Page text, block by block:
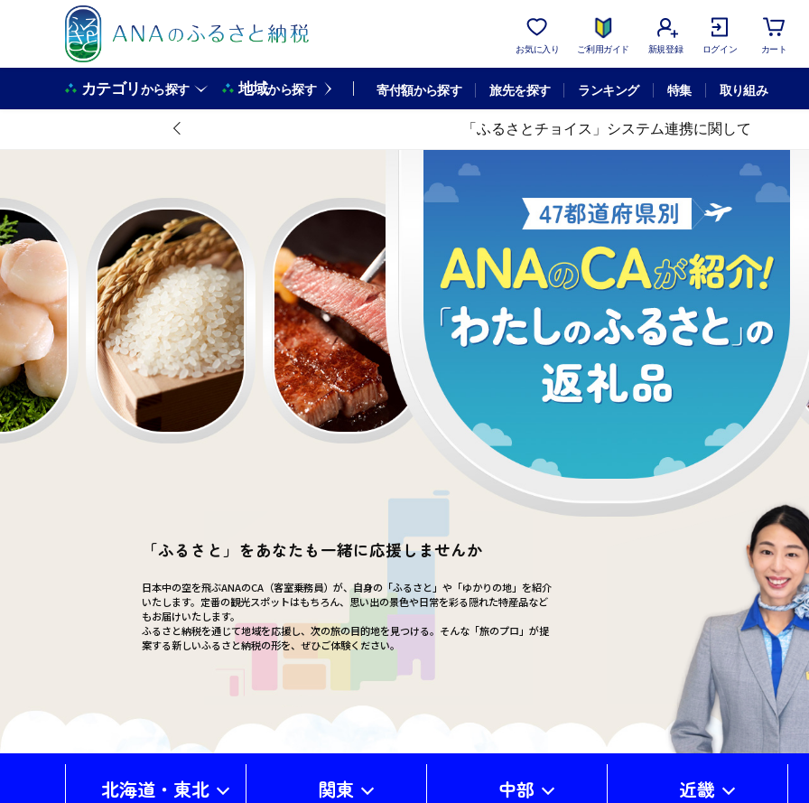
お気に入り ご利用ガイド 新規登録 ログイン カート
カテゴリから探す 地域から探す 寄付額から探す 旅先を探す ランキング 特集 取り組み
「ふるさとチョイス」システム連携に関して
「ふるさと」をあなたも一緒に応援しませんか
日本中の空を飛ぶANAのCA（客室乗務員）が、自身の「ふるさと」や「ゆかりの地」を紹介
いたします。定番の観光スポットはもちろん、思い出の景色や日常を彩る隠れた特産品など
もお届けいたします。
ふるさと納税を通じて地域を応援し、次の旅の目的地を見つける。そんな「旅のプロ」が提
案する新しいふるさと納税の形を、ぜひご体験ください。
北海道・東北 関東 中部 近畿